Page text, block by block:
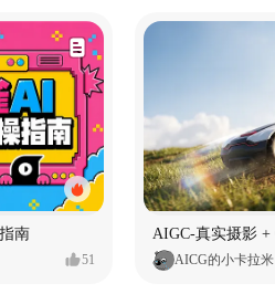
南
51 AICG的小卡拉米